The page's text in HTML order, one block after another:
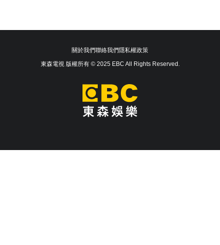
關於我們聯絡我們隱私權政策
東森電視 版權所有 © 2025 EBC All Rights Reserved.